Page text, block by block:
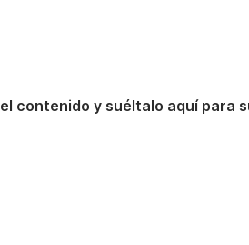
contenido y suéltalo aquí para